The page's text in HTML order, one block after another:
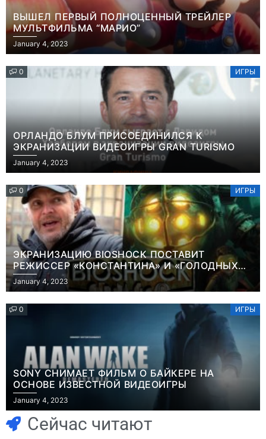
ВЫШЕЛ ПЕРВЫЙ ПОЛНОЦЕННЫЙ ТРЕЙЛЕР
МУЛЬТФИЛЬМА “МАРИО”
January 4, 2023
0 ИГРЫ
ОРЛАНДО БЛУМ ПРИСОЕДИНИЛСЯ К
ЭКРАНИЗАЦИИ ВИДЕОИГРЫ GRAN TURISMO
January 4, 2023
0 ИГРЫ
ЭКРАНИЗАЦИЮ BIOSHOCK ПОСТАВИТ
РЕЖИССЕР «КОНСТАНТИНА» И «ГОЛОДНЫХ
ИГР»
January 4, 2023
0 ИГРЫ
SONY СНИМАЕТ ФИЛЬМ О БАЙКЕРЕ НА
ОСНОВЕ ИЗВЕСТНОЙ ВИДЕОИГРЫ
January 4, 2023
Сейчас читают
Игры
В Rust теперь
Игры
Часть геймеров
считает, что мы